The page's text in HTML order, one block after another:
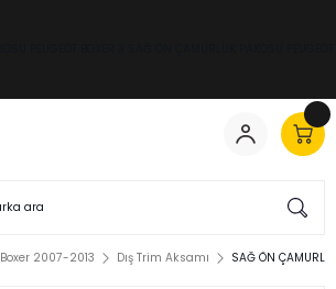
Boxer 2007-2013 Dış Trim Aksamı SAĞ ÖN